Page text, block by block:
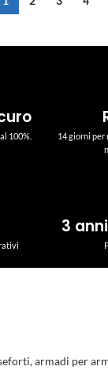
100%.
14 giorni
3
armadi per